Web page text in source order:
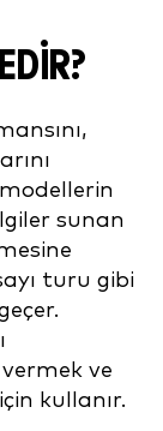
sunan
turu gibi
ve
kullanır.